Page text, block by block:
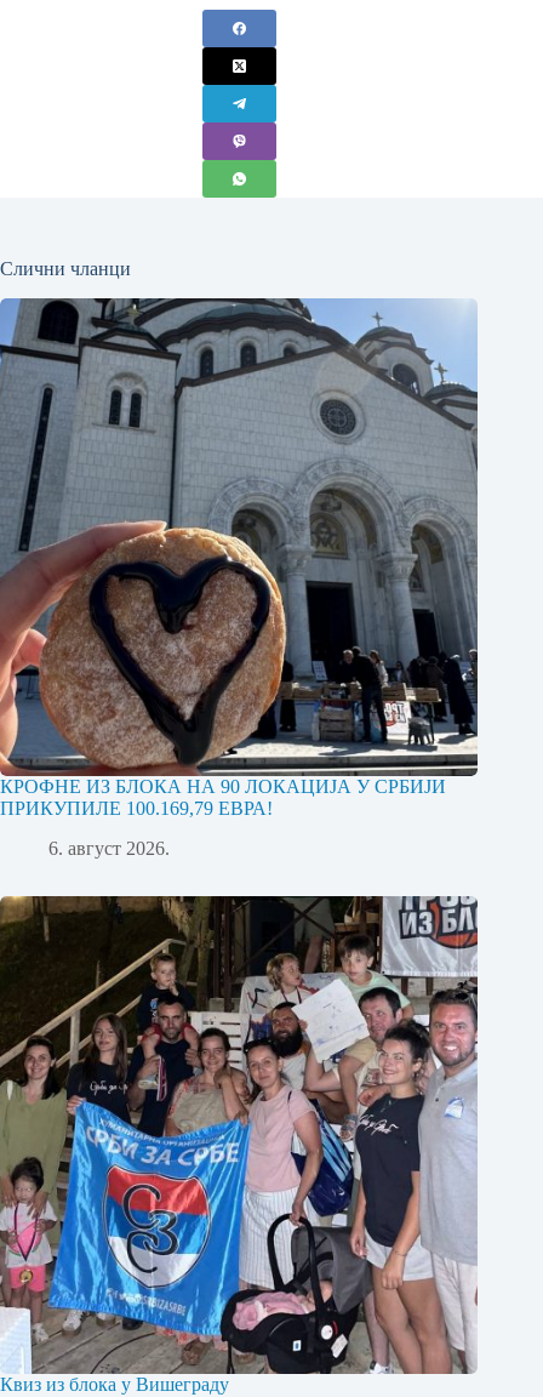
Слични чланци
КРОФНЕ ИЗ БЛОКА НА 90 ЛОКАЦИЈА У СРБИЈИ
ПРИКУПИЛЕ 100.169,79 ЕВРА!
6. август 2026.
Квиз из блока у Вишеграду